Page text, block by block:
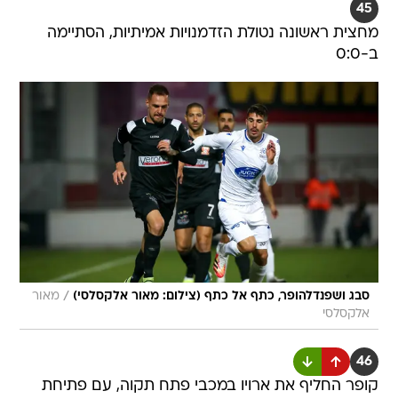
45
מחצית ראשונה נטולת הזדמנויות אמיתיות, הסתיימה
ב-0:0
סבג ושפנדלהופר, כתף אל כתף (צילום: מאור אלקסלסי) / מאור
אלקסלסי
46
קופר החליף את ארויו במכבי פתח תקוה, עם פתיחת